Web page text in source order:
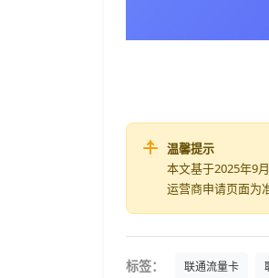
温馨提示
本文基于2025年9
运营商申请页面为
标签： 联通流量卡